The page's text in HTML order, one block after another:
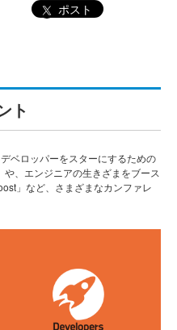
ポスト
ト
ベロッパーをスターにするための
、エンジニアの生きざまをブース
」など、さまざまなカンファレ